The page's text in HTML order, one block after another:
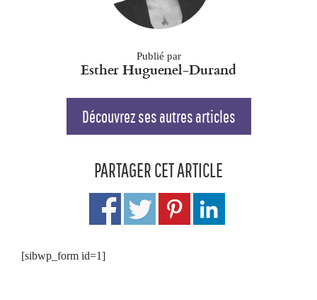
Publié par
Esther Huguenel-Durand
Découvrez ses autres articles
PARTAGER CET ARTICLE
[sibwp_form id=1]